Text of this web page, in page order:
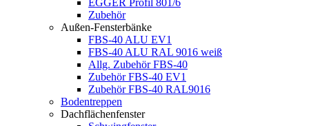
EGGER Profil 801/6
Zubehör
Außen-Fensterbänke
FBS-40 ALU EV1
FBS-40 ALU RAL 9016 weiß
Allg. Zubehör FBS-40
Zubehör FBS-40 EV1
Zubehör FBS-40 RAL9016
Bodentreppen
Dachflächenfenster